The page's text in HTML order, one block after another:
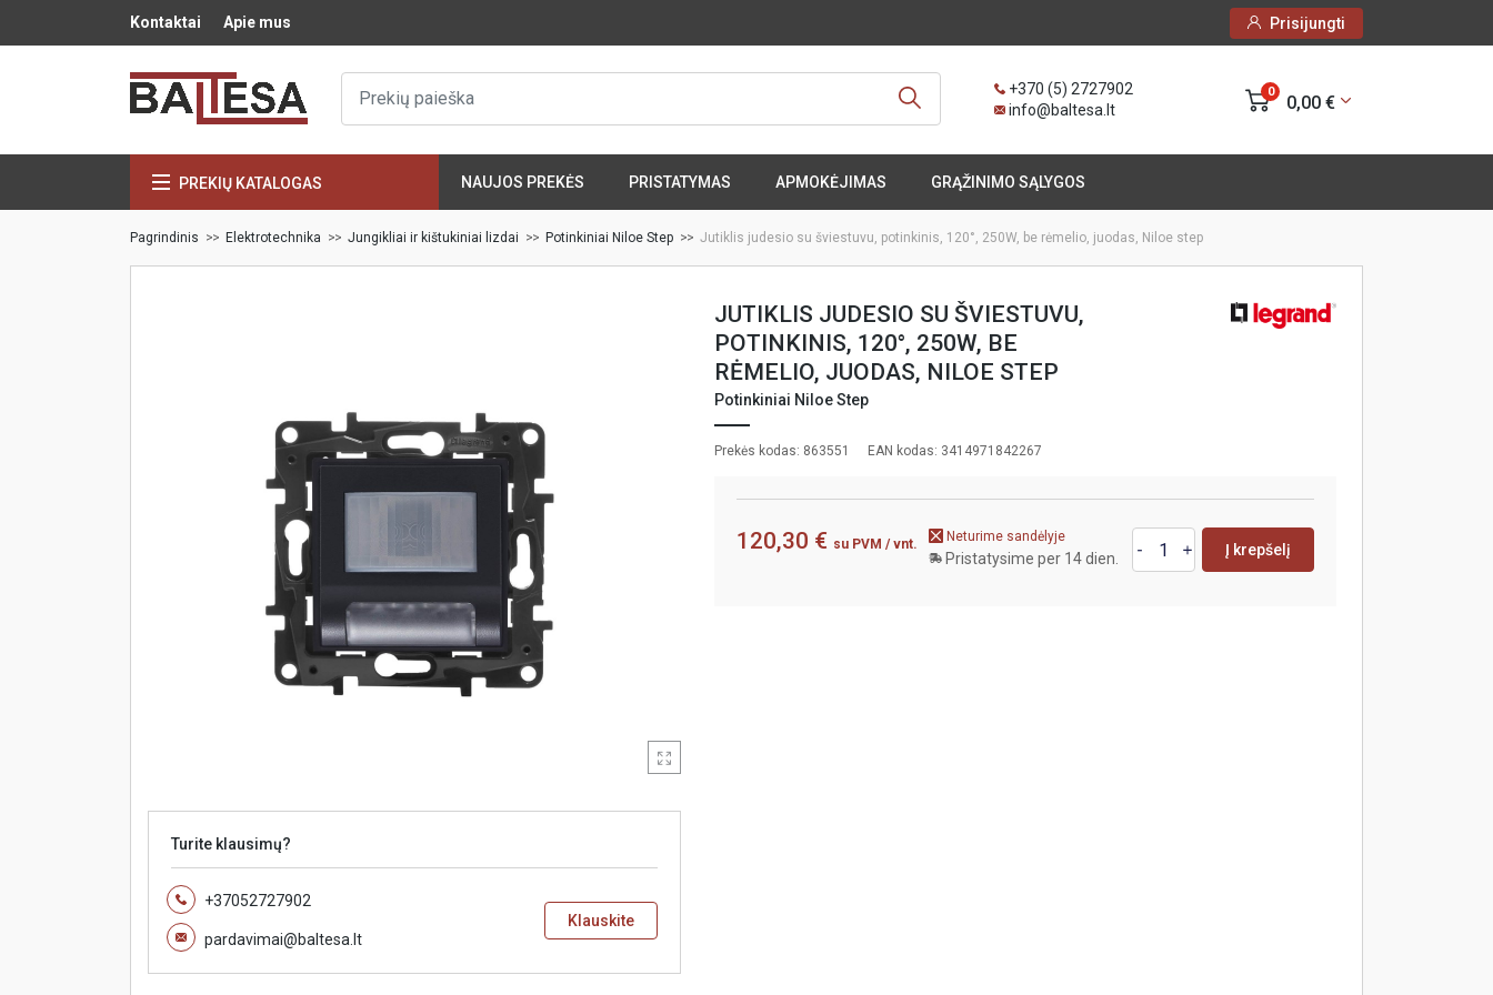
Kontaktai Apie mus Prisijungti
+370 (5) 2727902
info@baltesa.lt
0
0,00 €
PREKIŲ KATALOGAS NAUJOS PREKĖS PRISTATYMAS APMOKĖJIMAS GRĄŽINIMO SĄLYGOS
Pagrindinis Elektrotechnika Jungikliai ir kištukiniai lizdai Potinkiniai Niloe Step Jutiklis judesio su šviestuvu, potinkinis, 120°, 250W, be rėmelio, juodas, Niloe step
Turite klausimų?
+37052727902
pardavimai@baltesa.lt
Klauskite
JUTIKLIS JUDESIO SU ŠVIESTUVU,
POTINKINIS, 120°, 250W, BE
RĖMELIO, JUODAS, NILOE STEP
Potinkiniai Niloe Step
Prekės kodas: 863551 EAN kodas: 3414971842267
120,30 € su PVM / vnt. Neturime sandėlyje
Pristatysime per 14 dien. Į krepšelį